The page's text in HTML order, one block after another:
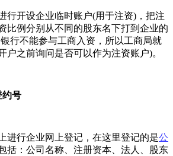
行开设企业临时账户(用于注资)，把注
比例分别从不同的股东名下打到企业的
行不能参与工商入资，所以工商局就
户之前询问是否可以作为注资账户)。
约号
进行企业网上登记，在这里登记的是公
括：公司名称、注册资本、法人、股东